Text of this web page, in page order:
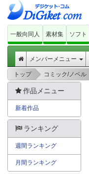
一般向同人 素材集 ソフト
メンバーメニュー
トップ > コミック/ノベル
作品メニュー
新着作品
ランキング
週間ランキング
月間ランキング